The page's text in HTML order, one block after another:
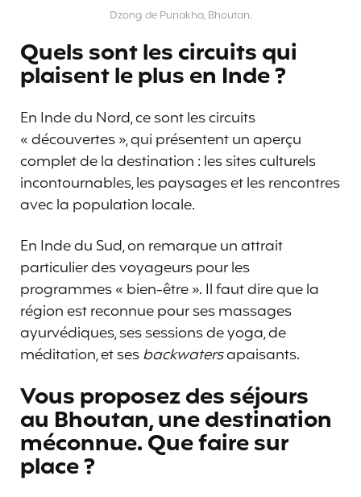
Dzong de Punakha, Bhoutan.
Quels sont les circuits qui
plaisent le plus en Inde ?
En Inde du Nord, ce sont les circuits
« découvertes », qui présentent un aperçu
complet de la destination : les sites culturels
incontournables, les paysages et les rencontres
avec la population locale.
En Inde du Sud, on remarque un attrait
particulier des voyageurs pour les
programmes « bien-être ». Il faut dire que la
région est reconnue pour ses massages
ayurvédiques, ses sessions de yoga, de
méditation, et sesbackwatersapaisants.
Vous proposez des séjours
au Bhoutan, une destination
méconnue. Que faire sur
place ?